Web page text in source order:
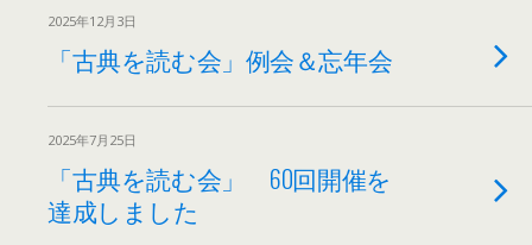
2025年12月3日
「古典を読む会」例会＆忘年会
2025年7月25日
「古典を読む会」 60回開催を
達成しました